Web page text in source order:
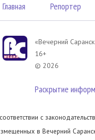
Главная Репортер
«Вечерний
16+
© 2026
Раскрытие
с
в Вечерний